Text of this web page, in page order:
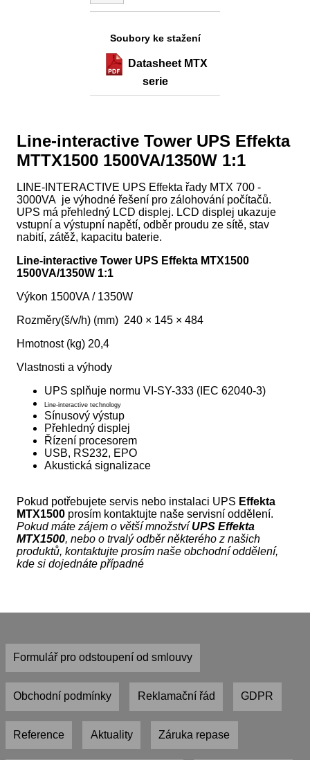
Soubory ke stažení
Datasheet MTX
serie
Line-interactive Tower UPS Effekta
MTTX1500 1500VA/1350W 1:1
LINE-INTERACTIVE UPS Effekta řady MTX 700 -
3000VA je výhodné řešení pro zálohování počítačů.
UPS má přehledný LCD displej. LCD displej ukazuje
vstupní a výstupní napětí, odběr proudu ze sítě, stav
nabití, zátěž, kapacitu baterie.
Line-interactive Tower UPS Effekta MTX1500
1500VA/1350W 1:1
Výkon 1500VA / 1350W
Rozměry(š/v/h) (mm) 240 × 145 × 484
Hmotnost (kg) 20,4
Vlastnosti a výhody
UPS splňuje normuVI-SY-333 (IEC 62040-3)
Line-interactive technology
Sínusový výstup
Přehledný displej
Řízení procesorem
USB, RS232, EPO
Akustická signalizace
Pokud potřebujete servis nebo instalaci UPS Effekta
MTX1500 prosím kontaktujte naše servisní oddělení.
Pokud máte zájem o větší množství UPS Effekta
MTX1500, nebo o trvalý odběr některého z našich
produktů, kontaktujte prosím naše obchodní oddělení,
kde si dojednáte případné
Formulář pro odstoupení od smlouvy
Obchodní podmínky Reklamační řád GDPR
Reference Aktuality Záruka repase